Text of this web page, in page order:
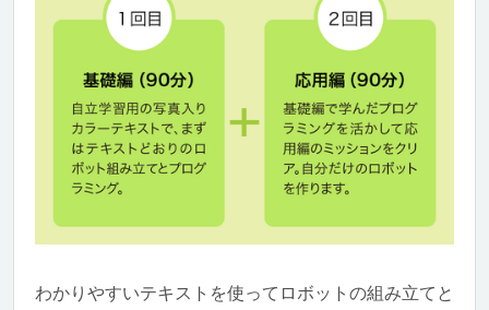
わかりやすいテキストを使ってロボットの組み立てと